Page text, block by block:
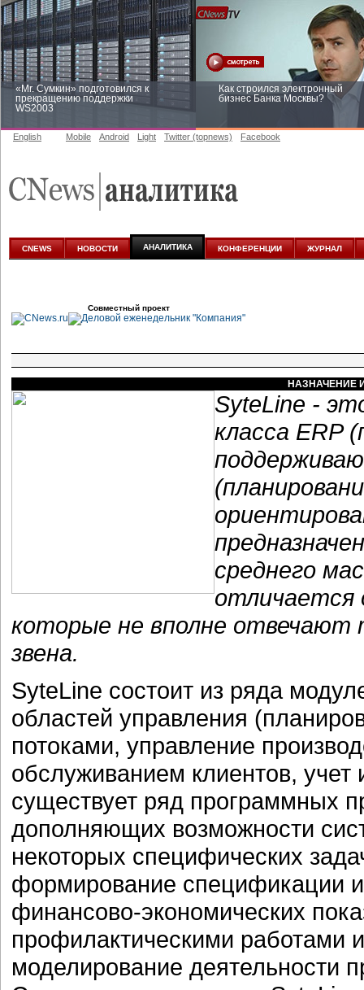
«Mr. Сумкин» подготовился к
прекращению поддержки
WS2003
Как строился электронный
бизнес Банка Москвы?
аналитике
English Mobile Android Light Twitter (topnews) Facebook
CNEWS НОВОСТИ АНАЛИТИКА КОНФЕРЕНЦИИ ЖУРНАЛ
Совместный проект
НАЗНАЧЕНИЕ
SyteLine -
класса ERP
среднего
отличается
которые не вполне отвечают
звена.
SyteLine состоит из ряда
областей управления
потоками, управление
обслуживанием клиентов,
существует ряд программных
дополняющих возможности
некоторых специфических
формирование спецификации
финансово-экономических
профилактическими
моделирование деятельности